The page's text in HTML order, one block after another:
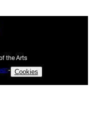
the Arts
- Cookies